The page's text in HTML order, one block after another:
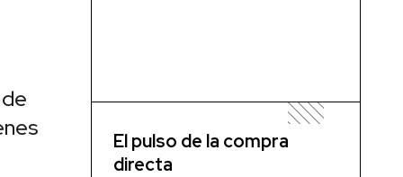
El pulso de la compra
directa